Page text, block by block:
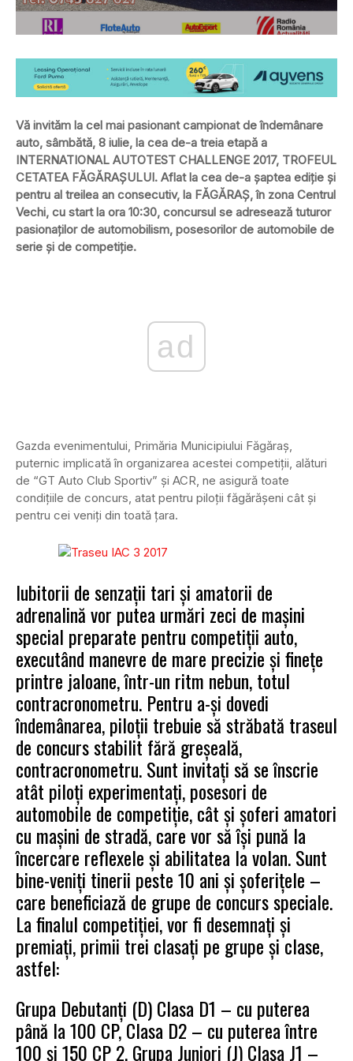
Vă invităm la cel mai pasionant campionat de îndemânare
auto, sâmbătă, 8 iulie, la cea de-a treia etapă a
INTERNATIONAL AUTOTEST CHALLENGE 2017, TROFEUL
CETATEA FĂGĂRAȘULUI. Aflat la cea de-a șaptea ediție și
pentru al treilea an consecutiv, la FĂGĂRAȘ, în zona Centrul
Vechi, cu start la ora 10:30, concursul se adresează tuturor
pasionaților de automobilism, posesorilor de automobile de
serie și de competiție.
ad
Gazda evenimentului, Primăria Municipiului Făgăraș,
puternic implicată în organizarea acestei competiții, alături
de “GT Auto Club Sportiv” și ACR, ne asigură toate
condițiile de concurs, atat pentru piloții făgărășeni cât și
pentru cei veniți din toată țara.
Iubitorii de senzații tari și amatorii de
adrenalină vor putea urmări zeci de mașini
special preparate pentru competiții auto,
executând manevre de mare precizie și finețe
printre jaloane, într-un ritm nebun, totul
contracronometru. Pentru a-și dovedi
îndemânarea, piloții trebuie să străbată traseul
de concurs stabilit fără greșeală,
contracronometru. Sunt invitați să se înscrie
atât piloți experimentați, posesori de
automobile de competiție, cât și șoferi amatori
cu mașini de stradă, care vor să își pună la
încercare reflexele și abilitatea la volan. Sunt
bine-veniți tinerii peste 10 ani și șoferițele –
care beneficiază de grupe de concurs speciale.
La finalul competiției, vor fi desemnați și
premiați, primii trei clasați pe grupe și clase,
astfel:
Grupa Debutanți (D) Clasa D1 – cu puterea
până la 100 CP, Clasa D2 – cu puterea între
100 și 150 CP 2. Grupa Juniori (J) Clasa J1 –